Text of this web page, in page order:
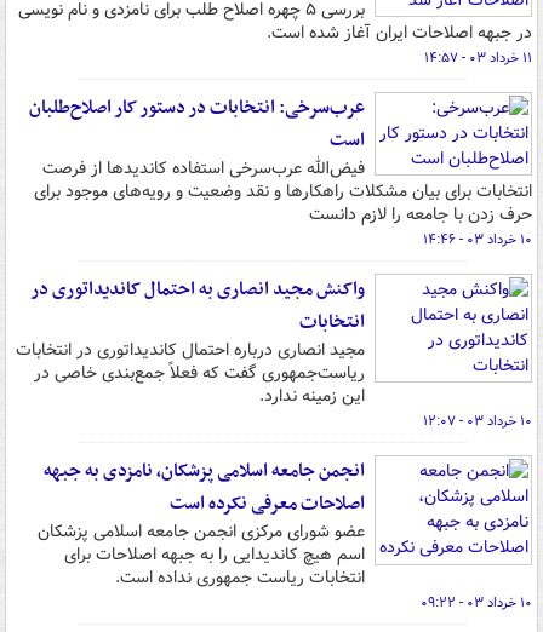
بررسی ۵ چهره اصلاح طلب برای نامزدی و نام نویسی
در جبهه اصلاحات ایران آغاز شده است.
۱۱ خرداد ۰۳ - ۱۴:۵۷
عرب‌سرخی: انتخابات در دستور کار اصلاح‌طلبان
است
فیض‌الله عرب‌سرخی استفاده کاندیدها از فرصت
انتخابات برای بیان مشکلات راهکارها و نقد وضعیت و رویه‌های موجود برای
حرف زدن با جامعه را لازم دانست
۱۰ خرداد ۰۳ - ۱۴:۴۶
واکنش مجید انصاری به احتمال کاندیداتوری در
انتخابات
مجید انصاری درباره احتمال کاندیداتوری در انتخابات
ریاست‌جمهوری گفت که فعلاً جمع‌بندی خاصی در
این زمینه ندارد.
۱۰ خرداد ۰۳ - ۱۲:۰۷
انجمن جامعه اسلامی پزشکان، نامزدی به جبهه
اصلاحات معرفی نکرده است
عضو شورای مرکزی انجمن جامعه اسلامی پزشکان
اسم هیچ کاندیدایی را به جبهه اصلاحات برای
انتخابات ریاست جمهوری نداده است.
۱۰ خرداد ۰۳ - ۰۹:۲۲